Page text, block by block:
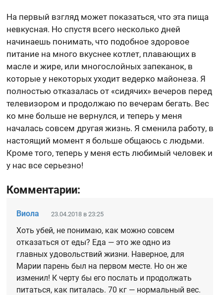
На первый взгляд может показаться, что эта пища
невкусная. Но спустя всего несколько дней
начинаешь понимать, что подобное здоровое
питание на много вкуснее котлет, плавающих в
масле и жире, или многослойных запеканок, в
которые у некоторых уходит ведерко майонеза. Я
полностью отказалась от «сидячих» вечеров перед
телевизором и продолжаю по вечерам бегать. Вес
ко мне больше не вернулся, и теперь у меня
началась совсем другая жизнь. Я сменила работу, в
настоящий момент я больше общаюсь с людьми.
Кроме того, теперь у меня есть любимый человек и
у нас все серьезно!
Комментарии:
Виола 23.04.2018 в 23:25
Хоть убей, не понимаю, как можно совсем
отказаться от еды? Еда — это же одно из
главных удовольствий жизни. Наверное, для
Марии парень был на первом месте. Но он же
изменил! К черту бы его послать и продолжать
питаться, как питалась. 70 кг — нормальный вес.